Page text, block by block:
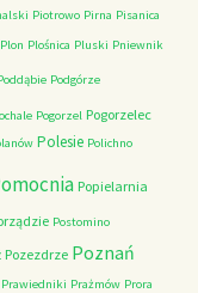
Piotrowo Pirna Pisanica
Plon Plośnica Pluski Pniewnik
Podgórze
Pogorzel Pogorzelec
Polesie Polichno
Popielarnia
Postomino
Pozezdrze Poznań
Prawiedniki Prażmów Prora